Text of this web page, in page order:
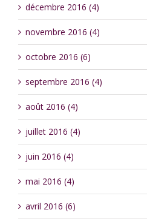
décembre 2016 (4)
novembre 2016 (4)
octobre 2016 (6)
septembre 2016 (4)
août 2016 (4)
juillet 2016 (4)
juin 2016 (4)
mai 2016 (4)
avril 2016 (6)